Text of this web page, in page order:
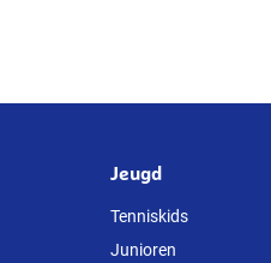
Jeugd
Tenniskids
Junioren